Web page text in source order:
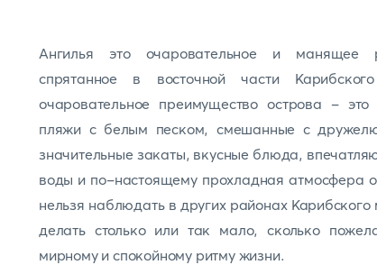
Ангилья это очаровательное и манящее
спрятанное в восточной части
очаровательное преимущество острова - это
пляжи с белым песком, смешанные с
значительные закаты, вкусные блюда,
воды и по-настоящему прохладная атмосфера
нельзя наблюдать в других районах
делать столько или так мало, сколько
мирному и спокойному ритму жизни.